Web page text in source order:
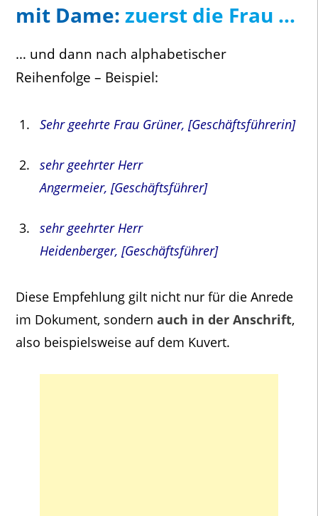
mit Dame: zuerst die Frau …
… und dann nach alphabetischer
Reihenfolge – Beispiel:
Sehr geehrte Frau Grüner, [Geschäftsführerin]
sehr geehrter Herr
Angermeier, [Geschäftsführer]
sehr geehrter Herr
Heidenberger, [Geschäftsführer]
Diese Empfehlung gilt nicht nur für die Anrede
im Dokument, sondern auch in der Anschrift,
also beispielsweise auf dem Kuvert.